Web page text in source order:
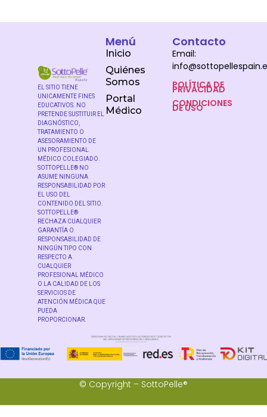
EL SITIO TIENE
UNICAMENTE FINES
EDUCATIVOS. NO
PRETENDE SUSTITUIR EL
DIAGNÓSTICO,
TRATAMIENTO O
ASESORAMIENTO DE
UN PROFESIONAL
MÉDICO COLEGIADO.
SOTTOPELLE® NO
ASUME NINGUNA
RESPONSABILIDAD POR
EL USO DEL
CONTENIDO DEL SITIO.
SOTTOPELLE®
RECHAZA CUALQUIER
GARANTÍA O
RESPONSABILIDAD DE
NINGÚN TIPO CON
RESPECTO A
CUALQUIER
PROFESIONAL MÉDICO
O LA CALIDAD DE LOS
SERVICIOS DE
ATENCIÓN MÉDICA QUE
PUEDA
PROPORCIONAR.
Menú
Inicio
Quiénes
Somos
Portal
Médico
Contacto
Email:
POLÍTICA DE
PRIVACIDAD
CONDICIONES
DE USO
© Copyright – SottoPelle®